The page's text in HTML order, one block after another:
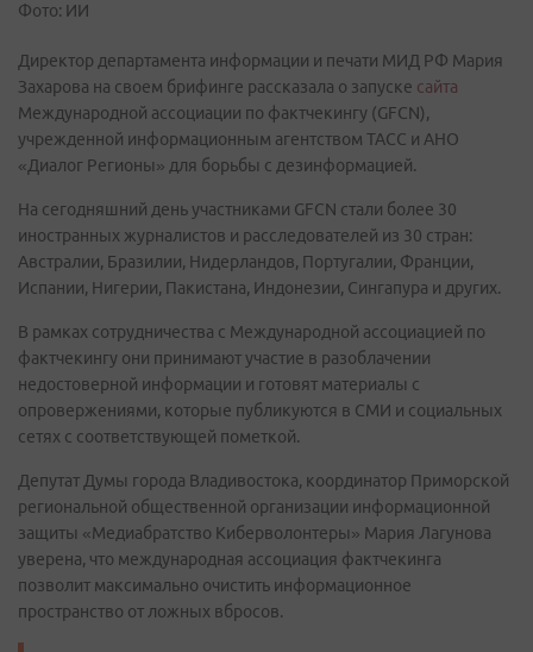
Фото: ИИ
Директор департамента информации и печати МИД РФ Мария
Захарова на своем брифинге рассказала о запуске сайта
Международной ассоциации по фактчекингу (GFCN),
учрежденной информационным агентством ТАСС и АНО
«Диалог Регионы» для борьбы с дезинформацией.
На сегодняшний день участниками GFCN стали более 30
иностранных журналистов и расследователей из 30 стран:
Австралии, Бразилии, Нидерландов, Португалии, Франции,
Испании, Нигерии, Пакистана, Индонезии, Сингапура и других.
В рамках сотрудничества с Международной ассоциацией по
фактчекингу они принимают участие в разоблачении
недостоверной информации и готовят материалы с
опровержениями, которые публикуются в СМИ и социальных
сетях с соответствующей пометкой.
Депутат Думы города Владивостока, координатор Приморской
региональной общественной организации информационной
защиты «Медиабратство Киберволонтеры» Мария Лагунова
уверена, что международная ассоциация фактчекинга
позволит максимально очистить информационное
пространство от ложных вбросов.